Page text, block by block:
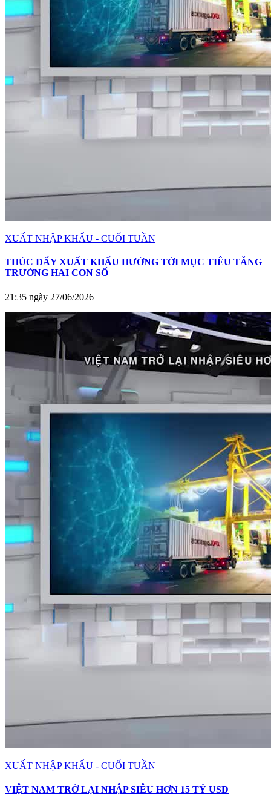
XUẤT NHẬP KHẨU - CUỐI TUẦN
THÚC ĐẨY XUẤT KHẨU HƯỚNG TỚI MỤC TIÊU TĂNG
TRƯỞNG HAI CON SỐ
21:35 ngày 27/06/2026
XUẤT NHẬP KHẨU - CUỐI TUẦN
VIỆT NAM TRỞ LẠI NHẬP SIÊU HƠN 15 TỶ USD